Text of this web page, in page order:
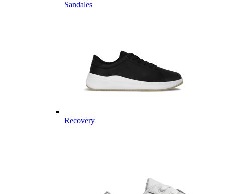
Sandales
Recovery